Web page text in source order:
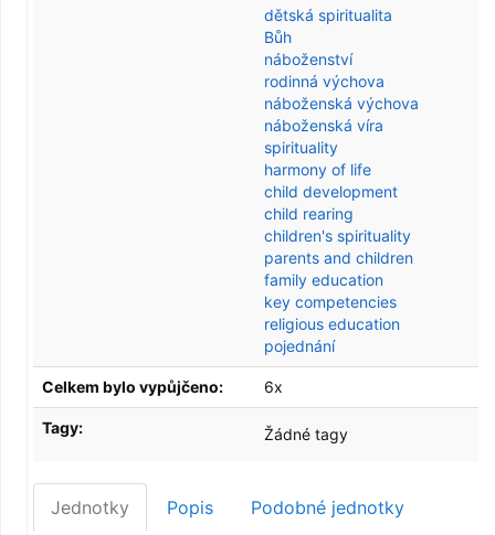
dětská spiritualita
Bůh
náboženství
rodinná výchova
náboženská výchova
náboženská víra
spirituality
harmony of life
child development
child rearing
children's spirituality
parents and children
family education
key competencies
religious education
pojednání
Celkem bylo vypůjčeno: 6x
Tagy: Žádné tagy
Jednotky Popis Podobné jednotky